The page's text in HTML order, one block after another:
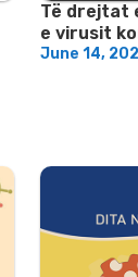
Të drejtat
e virusit
June 14,